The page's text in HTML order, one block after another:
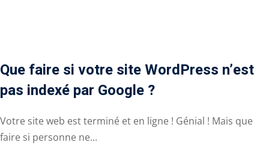
Que faire si votre site WordPress n’est
pas indexé par Google ?
Votre site web est terminé et en ligne ! Génial ! Mais que
faire si personne ne...